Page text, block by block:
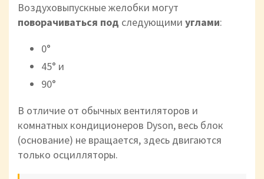
Воздуховыпускные желобки могут
поворачиваться под следующими углами:
0°
45° и
90°
В отличие от обычных вентиляторов и
комнатных кондиционеров Dyson, весь блок
(основание) не вращается, здесь двигаются
только осцилляторы.